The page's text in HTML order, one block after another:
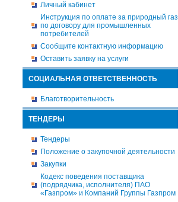
Личный кабинет
Инструкция по оплате за природный газ
по договору для промышленных
потребителей
Сообщите контактную информацию
Оставить заявку на услуги
СОЦИАЛЬНАЯ ОТВЕТСТВЕННОСТЬ
Благотворительность
ТЕНДЕРЫ
Тендеры
Положение о закупочной деятельности
Закупки
Кодекс поведения поставщика
(подрядчика, исполнителя) ПАО
«Газпром» и Компаний Группы Газпром